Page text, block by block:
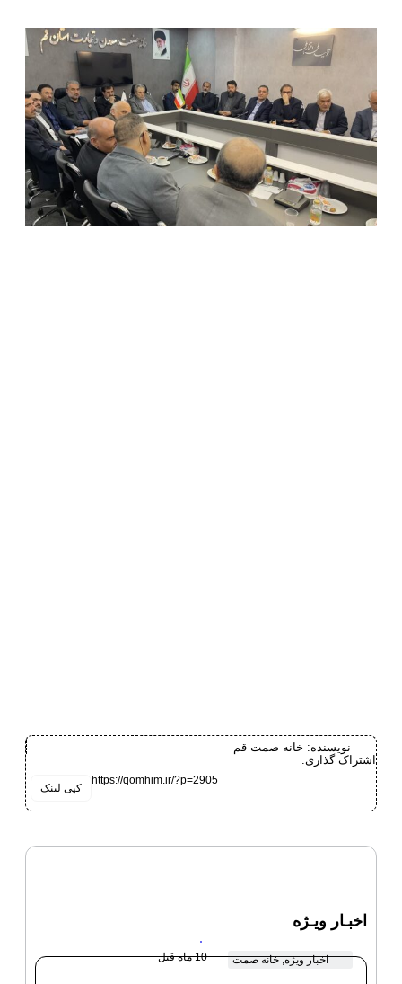
نویسنده: خانه صمت قم
اشتراک گذاری:
کپی لینک
https://qomhim.ir/?p=2905
اخبـار ویـژه
اخبار ویژه,خانه صمت 10 ماه قبل